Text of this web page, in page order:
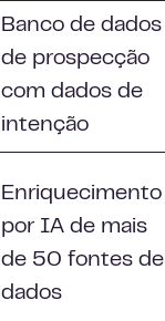
Banco de dados
de prospecção
com dados de
intenção
Enriquecimento
por IA de mais
de 50 fontes de
dados